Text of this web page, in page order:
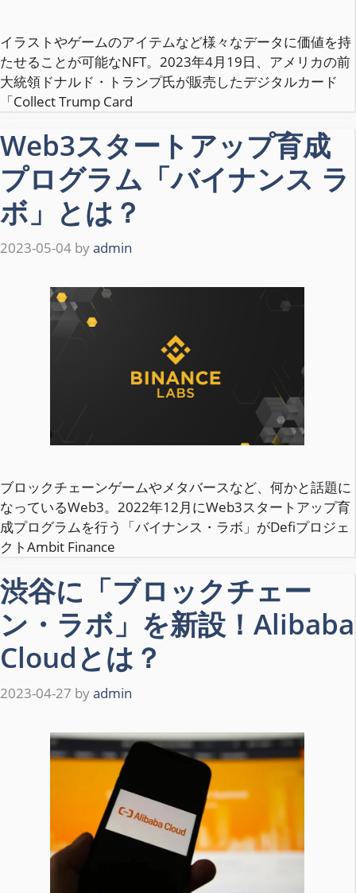
イラストやゲームのアイテムなど様々なデータに価値を持
たせることが可能なNFT。2023年4月19日、アメリカの前
大統領ドナルド・トランプ氏が販売したデジタルカード
「Collect Trump Card
Web3スタートアップ育成
プログラム「バイナンス ラ
ボ」とは？
2023-05-04 byadmin
ブロックチェーンゲームやメタバースなど、何かと話題に
なっているWeb3。2022年12月にWeb3スタートアップ育
成プログラムを行う「バイナンス・ラボ」がDefiプロジェ
クトAmbit Finance
渋谷に「ブロックチェー
ン・ラボ」を新設！Alibaba
Cloudとは？
2023-04-27 byadmin